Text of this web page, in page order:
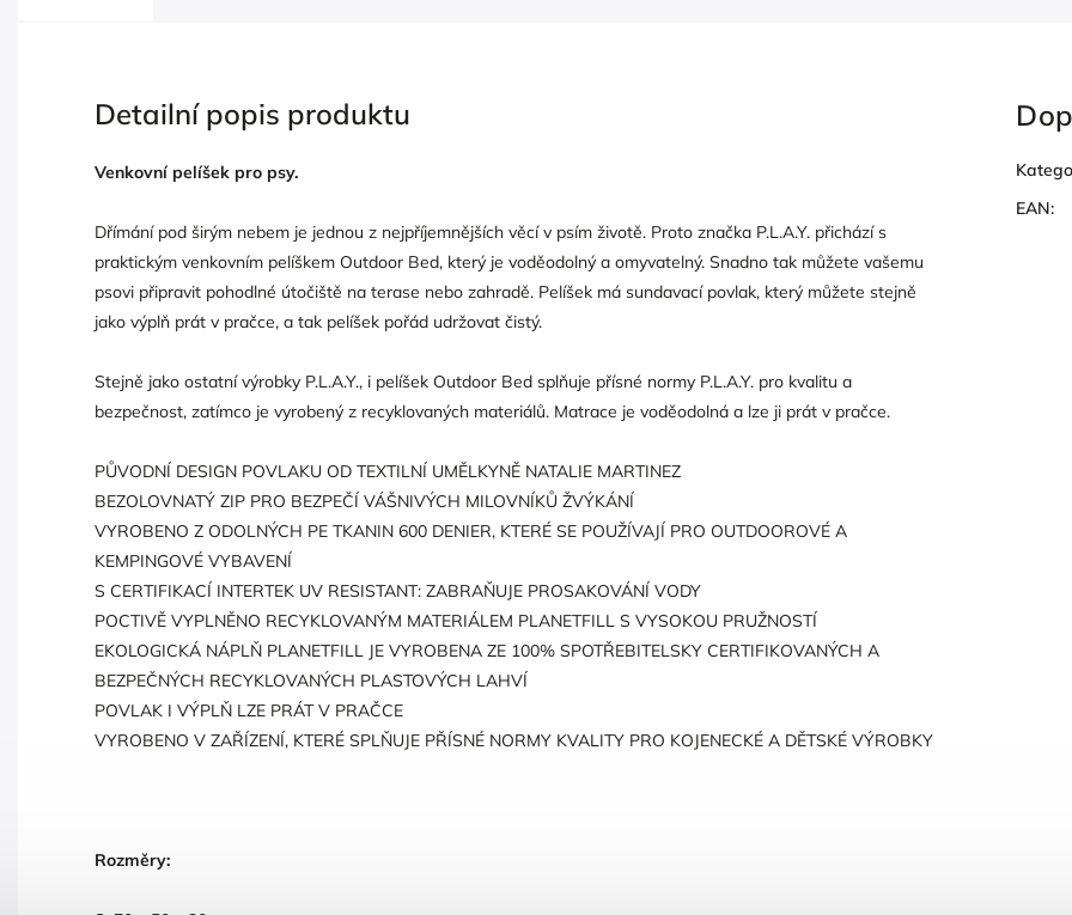
Detailní popis produktu
Venkovní pelíšek pro psy.
Dřímání pod širým nebem je jednou z nejpříjemnějších věcí v psím životě. Proto značka P.L.A.Y. přichází s
praktickým venkovním pelíškem Outdoor Bed, který je voděodolný a omyvatelný. Snadno tak můžete vašemu
psovi připravit pohodlné útočiště na terase nebo zahradě. Pelíšek má sundavací povlak, který můžete stejně
jako výplň prát v pračce, a tak pelíšek pořád udržovat čistý.
Stejně jako ostatní výrobky P.L.A.Y., i pelíšek Outdoor Bed splňuje přísné normy P.L.A.Y. pro kvalitu a
bezpečnost, zatímco je vyrobený z recyklovaných materiálů. Matrace je voděodolná a lze ji prát v pračce.
PŮVODNÍ DESIGN POVLAKU OD TEXTILNÍ UMĚLKYNĚ NATALIE MARTINEZ
BEZOLOVNATÝ ZIP PRO BEZPEČÍ VÁŠNIVÝCH MILOVNÍKŮ ŽVÝKÁNÍ
VYROBENO Z ODOLNÝCH PE TKANIN 600 DENIER, KTERÉ SE POUŽÍVAJÍ PRO OUTDOOROVÉ A
KEMPINGOVÉ VYBAVENÍ
S CERTIFIKACÍ INTERTEK UV RESISTANT: ZABRAŇUJE PROSAKOVÁNÍ VODY
POCTIVĚ VYPLNĚNO RECYKLOVANÝM MATERIÁLEM PLANETFILL S VYSOKOU PRUŽNOSTÍ
EKOLOGICKÁ NÁPLŇ PLANETFILL JE VYROBENA ZE 100% SPOTŘEBITELSKY CERTIFIKOVANÝCH A
BEZPEČNÝCH RECYKLOVANÝCH PLASTOVÝCH LAHVÍ
POVLAK I VÝPLŇ LZE PRÁT V PRAČCE
VYROBENO V ZAŘÍZENÍ, KTERÉ SPLŇUJE PŘÍSNÉ NORMY KVALITY PRO KOJENECKÉ A DĚTSKÉ VÝROBKY
Rozměry:
EAN: